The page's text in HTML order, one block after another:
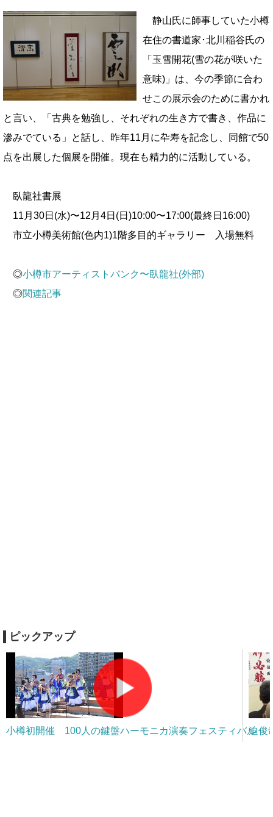
静山氏に師事していた小樽
在住の書道家･北川稲谷氏の
「玉雪開花(雪の花が咲いた
意味)」は、今の季節に合わ
せこの展示会のために書かれ
と言い、「古典を勉強し、それぞれの生き方で書き、作品に
滲みでている」と話し
、昨年11月に卆寿を記念し、同館で50
点を出展した個展を開催。現在も精力的に活動している。
臥龍社書展
11月30日(水)〜12月4日(日)10:00〜17:00(最終日16:00)
市立小樽美術館(色内1)1階多目的ギャラリー 入場無料
◎小樽市アーティストバンク〜臥龍社(外部)
◎関連記事
ピックアップ
小樽初開催 100人の鍵盤ハーモニカ演奏フェスティバル迫俊